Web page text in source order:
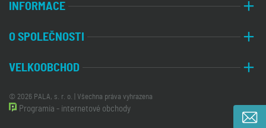
INFORMACE
O SPOLEČNOSTI
VELKOOBCHOD
© 2026 PALA, s. r. o. | Všechna práva vyhrazena
Programia - internetové obchody